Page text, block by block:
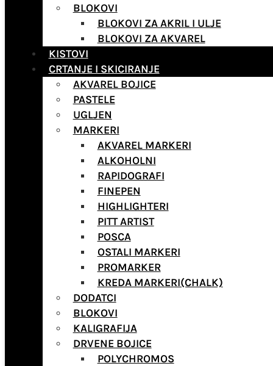
BLOKOVI
BLOKOVI ZA AKRIL I ULJE
BLOKOVI ZA AKVAREL
KISTOVI
CRTANJE I SKICIRANJE
AKVAREL BOJICE
PASTELE
UGLJEN
MARKERI
AKVAREL MARKERI
ALKOHOLNI
RAPIDOGRAFI
FINEPEN
HIGHLIGHTERI
PITT ARTIST
POSCA
OSTALI MARKERI
PROMARKER
KREDA MARKERI(CHALK)
DODATCI
BLOKOVI
KALIGRAFIJA
DRVENE BOJICE
POLYCHROMOS